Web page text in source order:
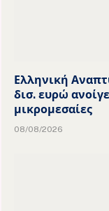
Ελληνική
δισ. ευρώ
μικρομεσαίες
08/08/2026